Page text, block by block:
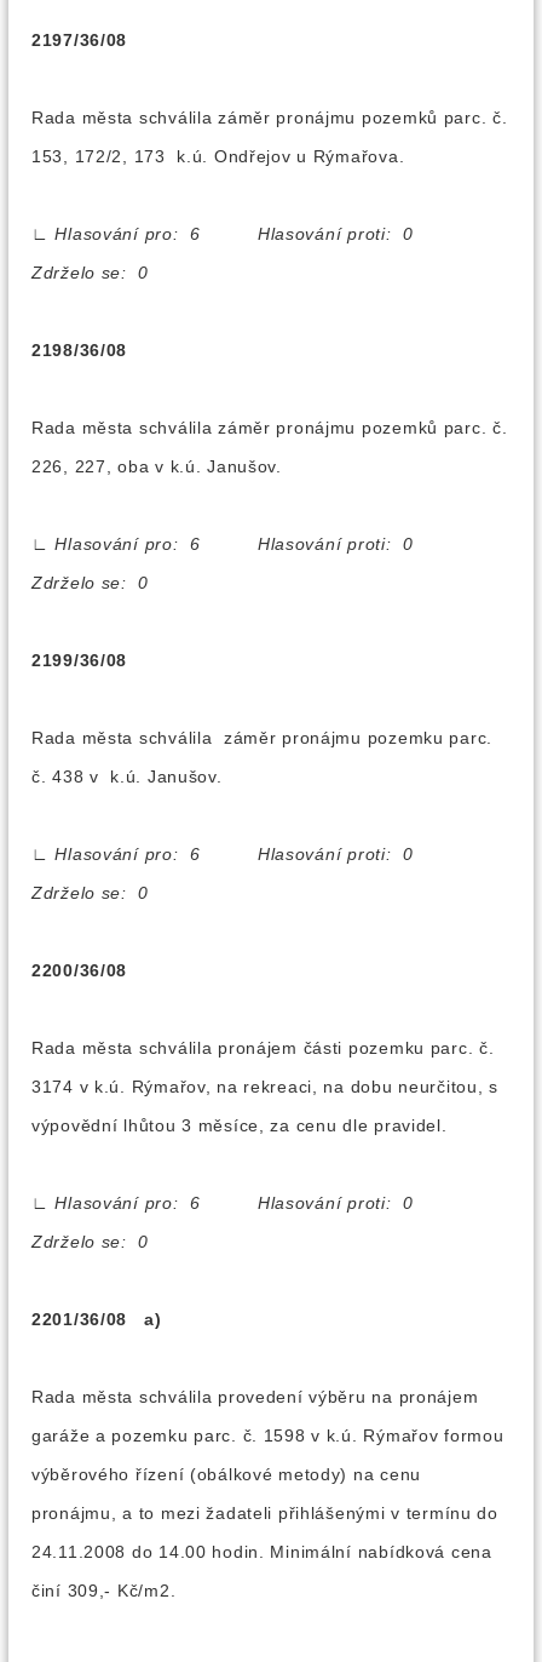
2197/36/08
Rada města schválila záměr pronájmu pozemků parc. č.
153, 172/2, 173 k.ú. Ondřejov u Rýmařova.
∟
Hlasování pro: 6 Hlasování proti: 0
Zdrželo se: 0
2198/36/08
Rada města schválila záměr pronájmu pozemků parc. č.
226, 227, oba v k.ú. Janušov.
∟
Hlasování pro: 6 Hlasování proti: 0
Zdrželo se: 0
2199/36/08
Rada města schválila záměr pronájmu pozemku parc.
č. 438 v k.ú. Janušov.
∟
Hlasování pro: 6 Hlasování proti: 0
Zdrželo se: 0
2200/36/08
Rada města schválila pronájem části pozemku parc. č.
3174 v k.ú. Rýmařov, na rekreaci, na dobu neurčitou, s
výpovědní lhůtou 3 měsíce, za cenu dle pravidel.
∟
Hlasování pro: 6 Hlasování proti: 0
Zdrželo se: 0
2201/36/08 a)
Rada města schválila provedení výběru na pronájem
garáže a pozemku parc. č. 1598 v k.ú. Rýmařov formou
výběrového řízení (obálkové metody) na cenu
pronájmu, a to mezi žadateli přihlášenými v termínu do
24.11.2008 do 14.00 hodin. Minimální nabídková cena
činí 309,- Kč/m2.